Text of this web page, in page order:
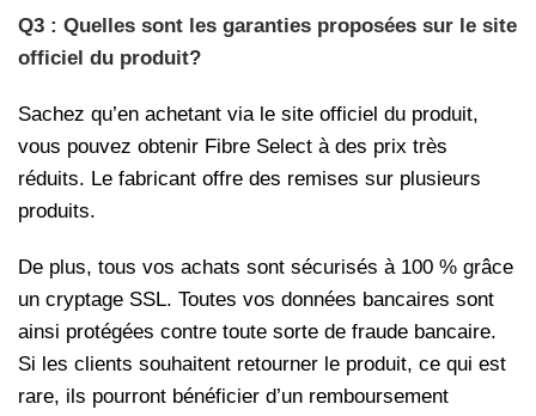
Q3 : Quelles sont les garanties proposées sur le site
officiel du produit?
Sachez qu’en achetant via le site officiel du produit,
vous pouvez obtenir Fibre Select à des prix très
réduits. Le fabricant offre des remises sur plusieurs
produits.
De plus, tous vos achats sont sécurisés à 100 % grâce
un cryptage SSL. Toutes vos données bancaires sont
ainsi protégées contre toute sorte de fraude bancaire.
Si les clients souhaitent retourner le produit, ce qui est
rare, ils pourront bénéficier d’un remboursement